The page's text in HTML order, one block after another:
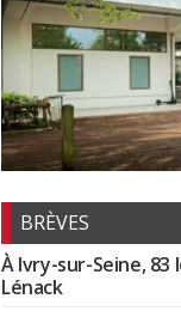
BRÈVES
À Ivry-sur-Seine,
Lénack